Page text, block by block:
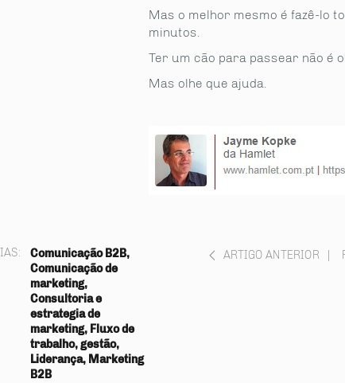
Mas o melhor mesmo é fazê-lo
minutos.
Ter um cão para passear não é
Mas olhe que ajuda.
Comunicação B2B,
Comunicação de
marketing,
Consultoria e
estrategia de
marketing, Fluxo de
trabalho, gestão,
Liderança, Marketing
B2B
ARTIGO ANTERIOR